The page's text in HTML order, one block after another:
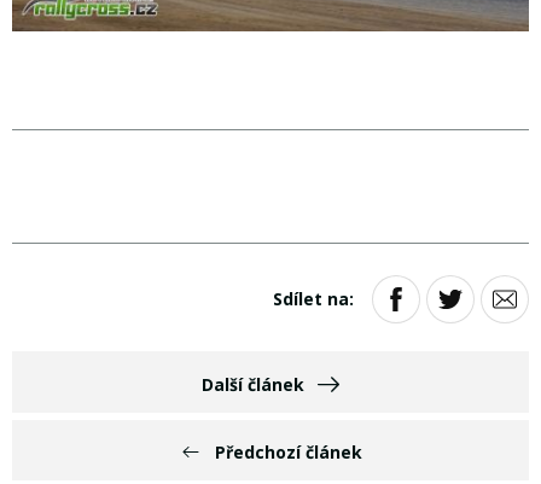
Předchozí článek
Sdílet na:
Další článek